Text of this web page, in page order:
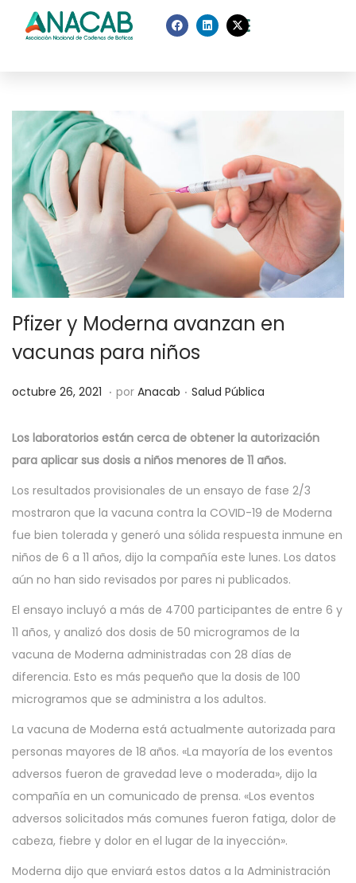
Pfizer y Moderna avanzan en
vacunas para niños
P
b
l
l
octubre 26, 2021 o
t
u
2
0
2
1
. por Anacab . P
b
l
n
Salud Pública
Los laboratorios están cerca de obtener la autorización
para aplicar sus dosis a niños menores de 11 años.
Los resultados provisionales de un ensayo de fase 2/3
mostraron que la vacuna contra la COVID-19 de Moderna
fue bien tolerada y generó una sólida respuesta inmune en
niños de 6 a 11 años, dijo la compañía este lunes. Los datos
aún no han sido revisados ​​por pares ni publicados.
El ensayo incluyó a más de 4700 participantes de entre 6 y
11 años, y analizó dos dosis de 50 microgramos de la
vacuna de Moderna administradas con 28 días de
diferencia. Esto es más pequeño que la dosis de 100
microgramos que se administra a los adultos.
La vacuna de Moderna está actualmente autorizada para
personas mayores de 18 años. «La mayoría de los eventos
adversos fueron de gravedad leve o moderada», dijo la
compañía en un comunicado de prensa. «Los eventos
adversos solicitados más comunes fueron fatiga, dolor de
cabeza, fiebre y dolor en el lugar de la inyección».
Moderna dijo que enviará estos datos a la Administración